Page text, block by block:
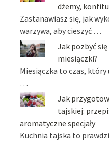
dżemy,
Zastanawiasz się, jak
warzywa, aby cieszyć …
Jak pozbyć
miesiączki?
Miesiączka to czas,
…
Jak
tajskiej:
aromatyczne specjały
Kuchnia tajska to